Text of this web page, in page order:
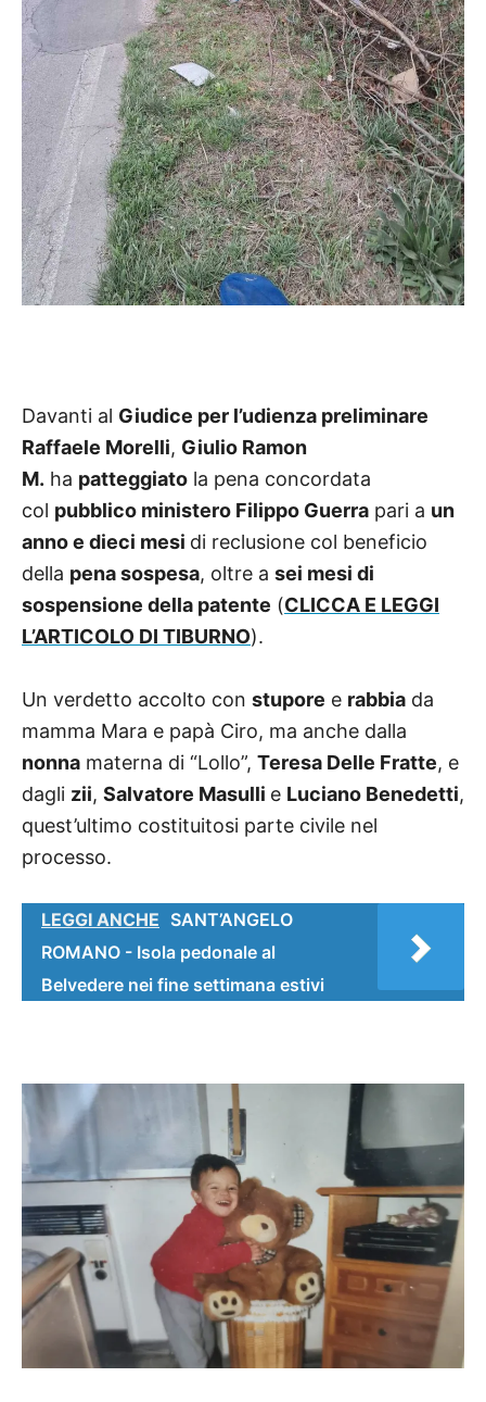
Davanti al Giudice per l’udienza preliminare
Raffaele Morelli, Giulio Ramon
M. ha patteggiato la pena concordata
col pubblico ministero Filippo Guerra pari a un
anno e dieci mesi di reclusione col beneficio
della pena sospesa, oltre a sei mesi di
sospensione della patente (CLICCA E LEGGI
L’ARTICOLO DI TIBURNO).
Un verdetto accolto con stupore e rabbia da
mamma Mara e papà Ciro, ma anche dalla
nonna materna di “Lollo”, Teresa Delle Fratte, e
dagli zii, Salvatore Masulli e Luciano Benedetti,
quest’ultimo costituitosi parte civile nel
processo.
LEGGI ANCHE SANT’ANGELO
ROMANO - Isola pedonale al
Belvedere nei fine settimana estivi